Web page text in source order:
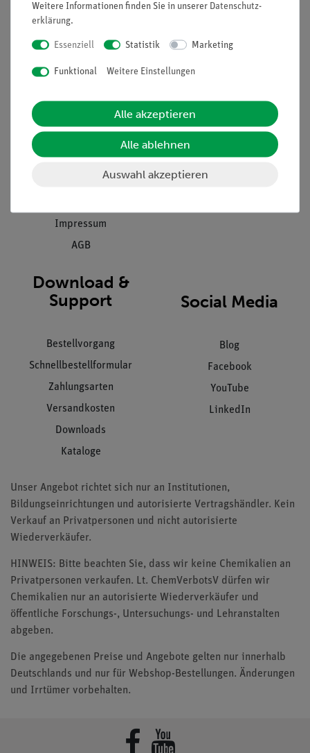
Informationen
Unternehmen
Kontakt
Hinweisgeberschutz
Impressum
AGB
Übersicht Service
Inventarisierungs- &
Einräumservice
Inbetriebnahme & Schulungen
Kundendienst
Download &
Support
Bestellvorgang
Schnellbestellformular
Zahlungsarten
Versandkosten
Downloads
Kataloge
Social Media
Blog
Facebook
YouTube
LinkedIn
Unser Angebot richtet sich nur an Institutionen,
Bildungseinrichtungen und autorisierte Vertragshändler. Kein
Verkauf an Privatpersonen und nicht autorisierte
Wiederverkäufer.
HINWEIS: Bitte beachten Sie, dass wir keine Chemikalien an
Privatpersonen verkaufen. Lt. ChemVerbotsV dürfen wir
Chemikalien nur an autorisierte Wiederverkäufer und
öffentliche Forschungs-, Untersuchungs- und Lehranstalten
abgeben.
Die angegebenen Preise und Angebote gelten nur innerhalb
Deutschlands und nur für Webshop-Bestellungen. Änderungen
und Irrtümer vorbehalten.
Weitere Informationen finden Sie in unserer Daten­schutz­
erklärung.
Essenziell Statistik Marketing
Funktional Weitere Einstellungen
Alle akzeptieren
Alle ablehnen
Auswahl akzeptieren